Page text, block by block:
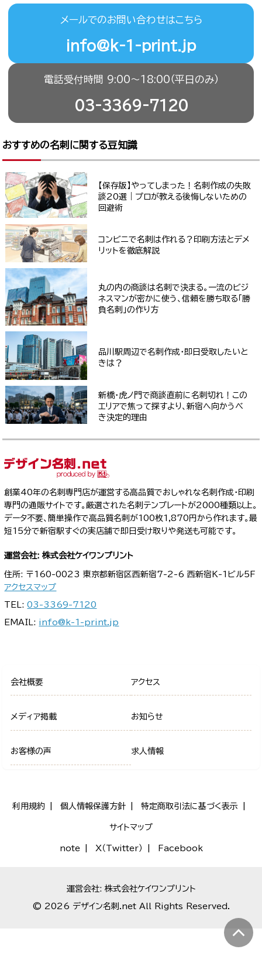
メールでのお問い合わせはこちら
info@k-1-print.jp
電話受付時間 9:00〜18:00（平日のみ）
03-3369-7120
おすすめの名刺に関する豆知識
【保存版】やってしまった！名刺作成の失敗
談20選｜プロが教える後悔しないための
回避術
コンビニで名刺は作れる？印刷方法とデメ
リットを徹底解説
丸の内の商談は名刺で決まる。一流のビジ
ネスマンが密かに使う、信頼を勝ち取る「勝
負名刺」の作り方
品川駅周辺で名刺作成・即日受取したいと
きは？
新橋・虎ノ門で商談直前に名刺切れ！この
エリアで焦って探すより、新宿へ向かうべ
き決定的理由
創業40年の名刺専門店が運営する高品質でおしゃれな名刺作成・印刷
専門の通販サイトです。厳選された名刺テンプレートが2000種類以上。
データ不要、簡単操作で高品質名刺が100枚1,870円から作れます。最
短15分で新宿駅すぐの実店舗で即日受け取りや発送も可能です。
運営会社: 株式会社ケイワンプリント
住所: 〒160-0023 東京都新宿区西新宿7-2-6 西新宿K-1ビル5F
アクセスマップ
TEL:03-3369-7120
EMAIL: info@k-1-print.jp
会社概要 アクセス
メディア掲載 お知らせ
お客様の声 求人情報
利用規約 個人情報保護方針 特定商取引法に基づく表示
サイトマップ
note X（Twitter） Facebook
運営会社: 株式会社ケイワンプリント
© 2026 デザイン名刺.net All Rights Reserved.